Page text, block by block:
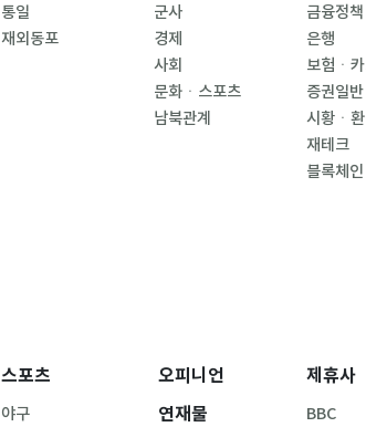
통일
재외동포
군사
경제
사회
문화ㆍ스포츠
남북관계
금융정책
은행
보험ㆍ
증권일반
시황ㆍ
재테크
블록체
스포츠
야구
오피니언
연재물
제휴사
BBC